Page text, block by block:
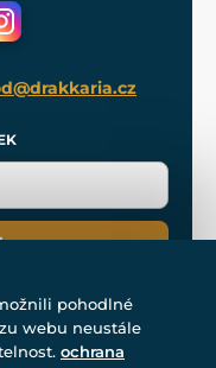
pohodlné
webu neustále
ochrana